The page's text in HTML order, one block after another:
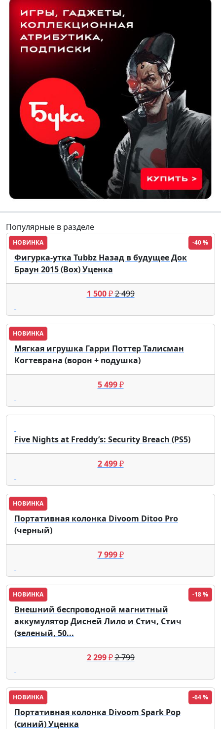
Популярные в разделе
НОВИНКА -40 %
Фигурка-утка Tubbz Назад в будущее Док
Браун 2015 (Box) Уценка
1 500₽2 499
НОВИНКА
Мягкая игрушка Гарри Поттер Талисман
Когтеврана (ворон + подушка)
5 499₽
Five Nights at Freddy’s: Security Breach (PS5)
2 499₽
НОВИНКА
Портативная колонка Divoom Ditoo Pro
(черный)
7 999₽
НОВИНКА -18 %
Внешний беспроводной магнитный
аккумулятор Дисней Лило и Стич, Стич
(зеленый, 50...
2 299₽2 799
НОВИНКА -64 %
Портативная колонка Divoom Spark Pop
(синий) Уценка